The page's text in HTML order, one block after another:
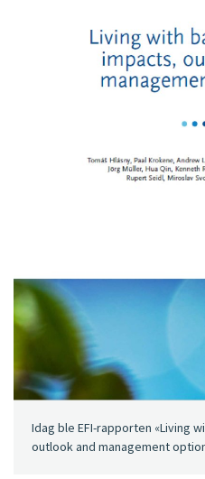
Idag ble EFI-rapporten «Living
outlook and management